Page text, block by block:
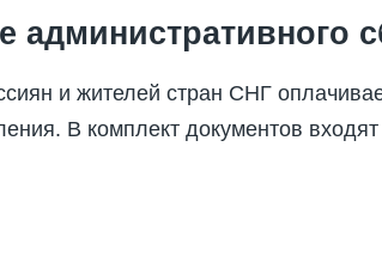
административного
и жителей стран СНГ
В комплект документов